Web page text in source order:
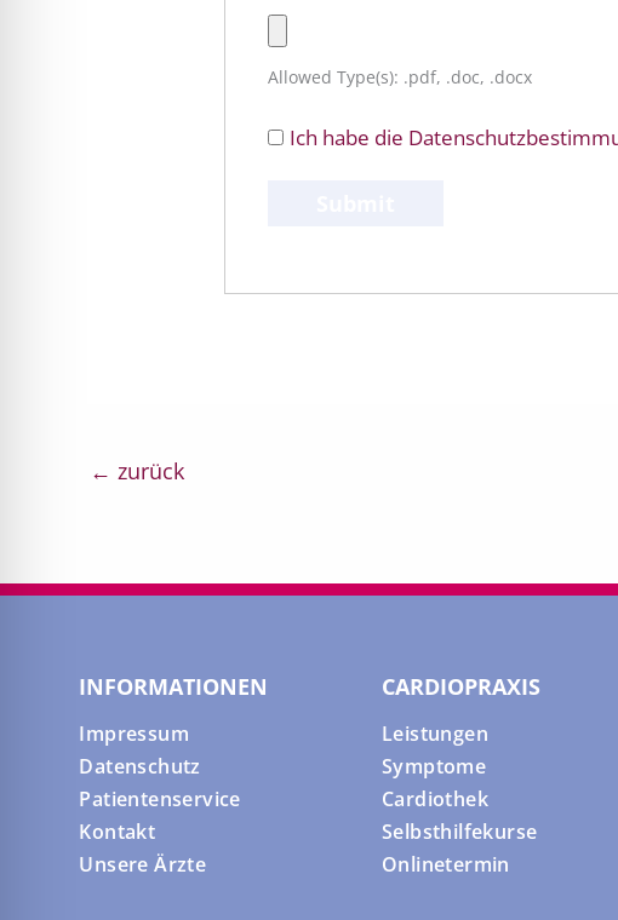
Allowed Type(s): .pdf, .doc, .docx
Ich habe die
← zurück
INFORMATIONEN
Impressum
Datenschutz
Patientenservice
Kontakt
Unsere Ärzte
CARDIOPRAXIS
Leistungen
Symptome
Cardiothek
Selbsthilfekurse
Onlinetermin